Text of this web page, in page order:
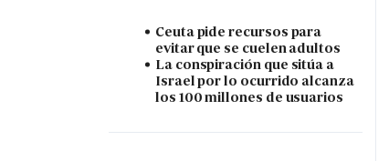
Ceuta pide recursos para
evitar que se cuelen adultos
La conspiración que sitúa a
Israel por lo ocurrido alcanza
los 100 millones de usuarios